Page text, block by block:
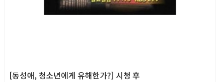
[동성애, 청소년에게 유해한가?] 시청 후